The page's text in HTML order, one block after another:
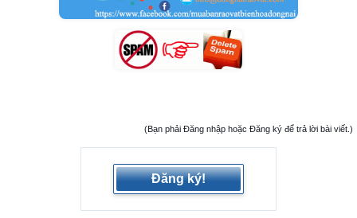
(Bạn phải Đăng nhập hoặc Đăng ký để trả lời bài viết.)
Đăng ký!